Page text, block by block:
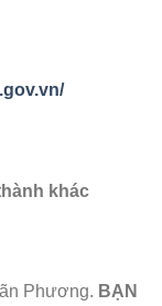
khác
Phương. BẠN